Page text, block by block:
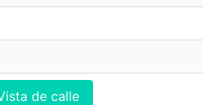
de calle